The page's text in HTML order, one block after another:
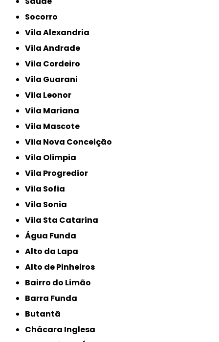
Socorro
Vila Alexandria
Vila Andrade
Vila Cordeiro
Vila Guarani
Vila Leonor
Vila Mariana
Vila Mascote
Vila Nova Conceição
Vila Olimpia
Vila Progredior
Vila Sofia
Vila Sonia
Vila Sta Catarina
Água Funda
Alto da Lapa
Alto de Pinheiros
Bairro do Limão
Barra Funda
Butantã
Chácara Inglesa